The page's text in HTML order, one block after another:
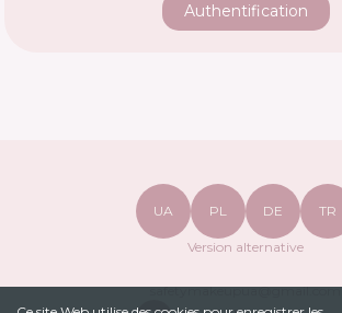
Authentification
UA PL DE TR
Version alternative
safetymakeupua@gmail.com